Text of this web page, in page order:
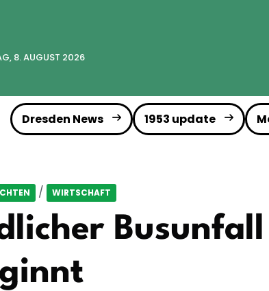
8. AUGUST 2026
Dresden News 1953 update
/ WIRTSCHAFT